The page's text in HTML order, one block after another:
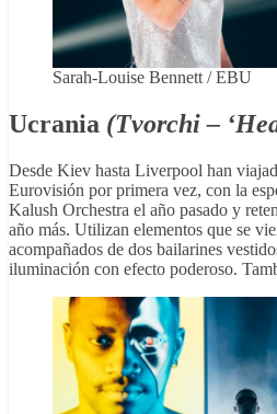
Sarah-Louise Bennett / EBU
Ucrania (Tvorchi –
Desde Kiev hasta Liverpool han
Eurovisión por primera vez, con la
Kalush Orchestra el año pasado y
año más. Utilizan elementos que se
acompañados de dos bailarines
iluminación con efecto poderoso.